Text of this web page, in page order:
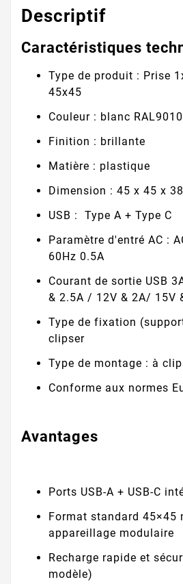
Descriptif
Caractéristiques
Type de produit : Prise
45x45
Couleur : blanc RAL9010
Finition : brillante
Matière : plastique
Dimension : 45 x 45 x
USB : Type A + Type C
Paramètre d'entré AC :
60Hz 0.5A
Courant de sortie USB
& 2.5A / 12V & 2A/ 15V
Type de fixation
clipser
Type de montage : à
Conforme aux normes
Avantages
Ports USB-A + USB-C
Format standard 45×45
appareillage modulaire
Recharge rapide et
modèle)